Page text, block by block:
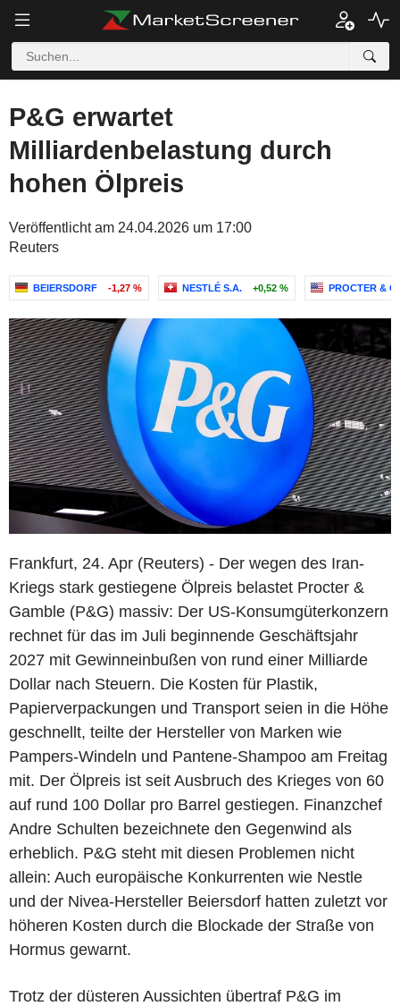
P&G erwartet
Milliardenbelastung durch
hohen Ölpreis
Veröffentlicht am 24.04.2026 um 17:00
Reuters
BEIERSDORF -1,27 % NESTLÉ S.A. +0,52 % PROCTER &
Frankfurt, 24. Apr (Reuters) - Der wegen des Iran-
Kriegs stark gestiegene Ölpreis belastet Procter &
Gamble (P&G) massiv: Der US-Konsumgüterkonzern
rechnet für das im Juli beginnende Geschäftsjahr
2027 mit Gewinneinbußen von rund einer Milliarde
Dollar nach Steuern. Die Kosten für Plastik,
Papierverpackungen und Transport seien in die Höhe
geschnellt, teilte der Hersteller von Marken wie
Pampers-Windeln und Pantene-Shampoo am Freitag
mit. Der Ölpreis ist seit Ausbruch des Krieges von 60
auf rund 100 Dollar pro Barrel gestiegen. Finanzchef
Andre Schulten bezeichnete den Gegenwind als
erheblich. P&G steht mit diesen Problemen nicht
allein: Auch europäische Konkurrenten wie Nestle
und der Nivea-Hersteller Beiersdorf hatten zuletzt vor
höheren Kosten durch die Blockade der Straße von
Hormus gewarnt.
Trotz der düsteren Aussichten übertraf P&G im